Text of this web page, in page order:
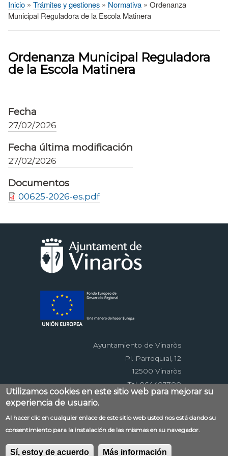
Sobrescribir
ayuda
a
la
Inicio Trámites y gestiones Normativa
Ordenanza
Municipal Reguladora de la Escola Matinera
Ordenanza Municipal Reguladora
de la Escola Matinera
Fecha
27/02/2026
Fecha última modificación
27/02/2026
Documentos
00625-2026-es.pdf
Ayuntamiento de Vinaròs
Pl. Parroquial, 12
12500 Vinaròs
Tel. 964407700
Menú
al
pie
Contacto Aviso legal
Mapa web
Accessibilitat
Política de privacidad
RSS
EDUSI
Utilizamos cookies en este sitio web para mejorar su
experiencia de usuario.
Al hacer clic en cualquier enlace de este sitio web usted nos está dando su
consentimiento para la instalación de las mismas en su navegador.
Sí, estoy de acuerdo Más información